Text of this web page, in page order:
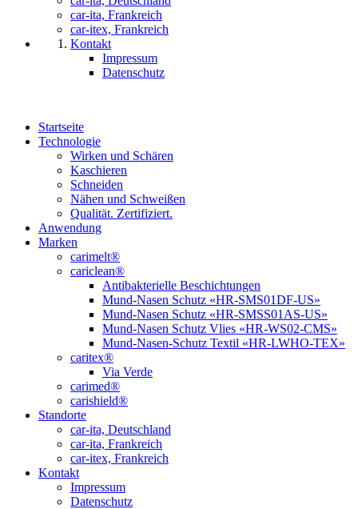
car-ita, Frankreich
car-itex, Frankreich
Kontakt
Impressum
Datenschutz
Startseite
Technologie
Wirken und Schären
Kaschieren
Schneiden
Nähen und Schweißen
Qualität. Zertifiziert.
Anwendung
Marken
carimelt®
cariclean®
Antibakterielle Beschichtungen
Mund-Nasen Schutz «HR-SMS01DF-US»
Mund-Nasen Schutz «HR-SMSS01AS-US»
Mund-Nasen Schutz Vlies «HR-WS02-CMS»
Mund-Nasen-Schutz Textil «HR-LWHO-TEX»
caritex®
Via Verde
carimed®
carishield®
Standorte
car-ita, Deutschland
car-ita, Frankreich
car-itex, Frankreich
Kontakt
Impressum
Datenschutz